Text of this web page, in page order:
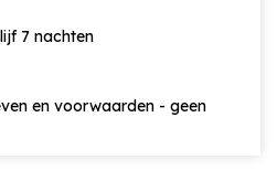
7 nachten
en voorwaarden - geen